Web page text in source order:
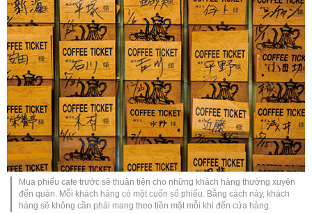
Mua phiếu cafe trước sẽ thuận tiện cho những khách hàng thường xuyên
đến quán. Mỗi khách hàng có một cuốn sổ phiếu. Bằng cách này, khách
hàng sẽ không cần phải mang theo tiền mặt mỗi khi đến cửa hàng.